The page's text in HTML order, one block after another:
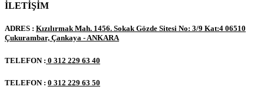
İLETİŞİM
ADRES : Kızılırmak Mah. 1456. Sokak Gözde Sitesi No: 3/9 Kat:4 06510
Çukurambar, Çankaya - ANKARA
TELEFON : 0 312 229 63 40
TELEFON : 0 312 229 63 50